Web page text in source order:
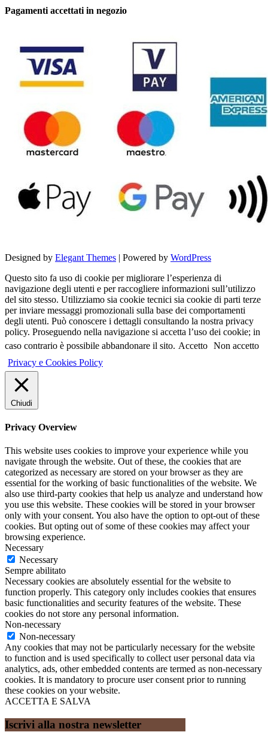
Pagamenti accettati in negozio
Designed by Elegant Themes | Powered by WordPress
Questo sito fa uso di cookie per migliorare l’esperienza di
navigazione degli utenti e per raccogliere informazioni sull’utilizzo
del sito stesso. Utilizziamo sia cookie tecnici sia cookie di parti terze
per inviare messaggi promozionali sulla base dei comportamenti
degli utenti. Può conoscere i dettagli consultando la nostra privacy
policy. Proseguendo nella navigazione si accetta l’uso dei cookie; in
caso contrario è possibile abbandonare il sito. Accetto Non accetto
Privacy e Cookies Policy
Chiudi
Privacy Overview
This website uses cookies to improve your experience while you
navigate through the website. Out of these, the cookies that are
categorized as necessary are stored on your browser as they are
essential for the working of basic functionalities of the website. We
also use third-party cookies that help us analyze and understand how
you use this website. These cookies will be stored in your browser
only with your consent. You also have the option to opt-out of these
cookies. But opting out of some of these cookies may affect your
browsing experience.
Necessary
Necessary
Sempre abilitato
Necessary cookies are absolutely essential for the website to
function properly. This category only includes cookies that ensures
basic functionalities and security features of the website. These
cookies do not store any personal information.
Non-necessary
Non-necessary
Any cookies that may not be particularly necessary for the website
to function and is used specifically to collect user personal data via
analytics, ads, other embedded contents are termed as non-necessary
cookies. It is mandatory to procure user consent prior to running
these cookies on your website.
ACCETTA E SALVA
Iscrivi alla nostra newsletter